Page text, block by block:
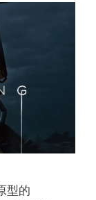
型的